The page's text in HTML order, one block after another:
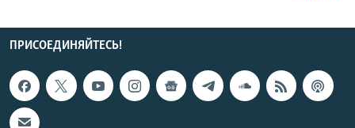
ПРИСОЕДИНЯЙТЕСЬ!